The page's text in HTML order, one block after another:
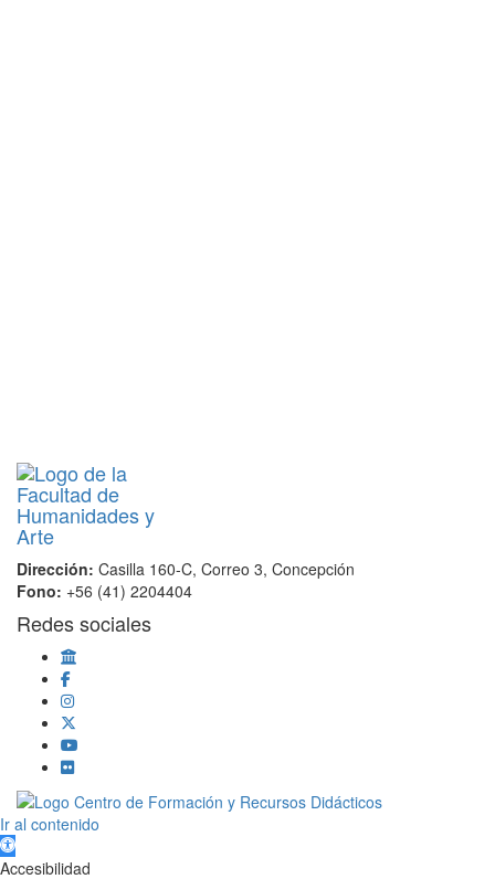
Dirección: Casilla 160-C, Correo 3, Concepción
Fono: +56 (41) 2204404
Redes sociales
Scroll
Up
Ir al contenido
Abrir barra de herramientas
Accesibilidad